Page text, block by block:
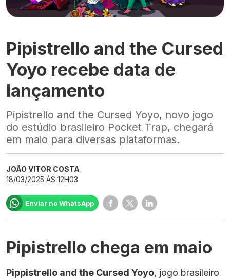
Pipistrello and the Cursed
Yoyo recebe data de
lançamento
Pipistrello and the Cursed Yoyo, novo jogo
do estúdio brasileiro Pocket Trap, chegará
em maio para diversas plataformas.
JOÃO VITOR COSTA
18/03/2025 ÀS 12H03
Enviar no WhatsApp
Pipistrello chega em maio
Pippistrello and the Cursed Yoyo, jogo brasileiro